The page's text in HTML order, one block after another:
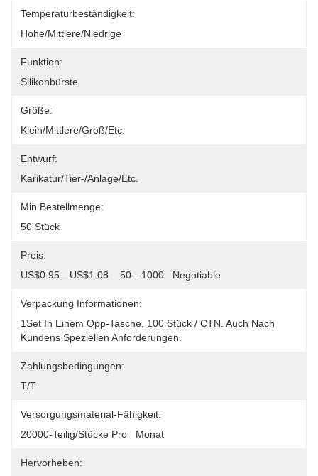
Temperaturbeständigkeit:
Hohe/mittlere/niedrige
Funktion:
Silikonbürste
Größe:
Klein/mittlere/groß/etc.
Entwurf:
Karikatur/Tier-/Anlage/etc.
Min Bestellmenge:
50 Stück
Preis:
US$0.95—US$1.08    50—1000   Negotiable
Verpackung Informationen:
1Set In Einem Opp-Tasche, 100 Stück / CTN. Auch Nach
Kundens Speziellen Anforderungen.
Zahlungsbedingungen:
T/T
Versorgungsmaterial-Fähigkeit:
20000-Teilig/Stücke Pro   Monat
Hervorheben: